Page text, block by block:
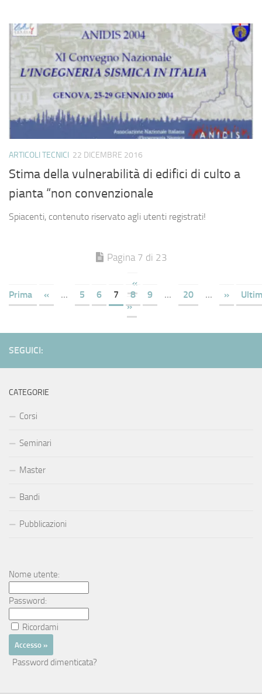
ARTICOLI TECNICI 22 DICEMBRE 2016
Stima della vulnerabilità di edifici di culto a
pianta “non convenzionale
Spiacenti, contenuto riservato agli utenti registrati!
Pagina 7 di 23
«
Prima
« ... 5 6 7 8 9 ... 20 ... »
»
SEGUICI:
CATEGORIE
Corsi
Seminari
Master
Bandi
Pubblicazioni
Nome utente:
Password:
Ricordami
Password dimenticata?